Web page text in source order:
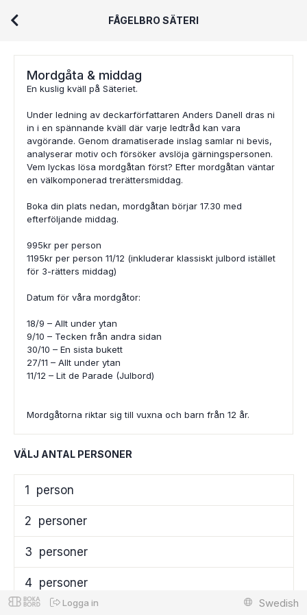
FÅGELBRO SÄTERI
Mordgåta & middag
En kuslig kväll på Säteriet.
Under ledning av deckarförfattaren Anders Danell dras ni
in i en spännande kväll där varje ledtråd kan vara
avgörande. Genom dramatiserade inslag samlar ni bevis,
analyserar motiv och försöker avslöja gärningspersonen.
Vem lyckas lösa mordgåtan först? Efter mordgåtan väntar
en välkomponerad trerättersmiddag.
Boka din plats nedan, mordgåtan börjar 17.30 med
efterföljande middag.
995kr per person
1195kr per person 11/12 (inkluderar klassiskt julbord istället
för 3-rätters middag)
Datum för våra mordgåtor:
18/9 – Allt under ytan
9/10 – Tecken från andra sidan
30/10 – En sista bukett
27/11 – Allt under ytan
11/12 – Lit de Parade (Julbord)
Mordgåtorna riktar sig till vuxna och barn från 12 år.
VÄLJ ANTAL PERSONER
1 person
2 personer
3 personer
4 personer
Logga in Swedish